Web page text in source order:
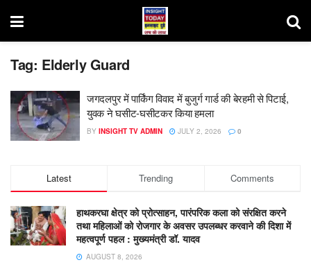
Tag: Elderly Guard
जगदलपुर में पार्किंग विवाद में बुजुर्ग गार्ड की बेरहमी से पिटाई,
युवक ने घसीट-घसीटकर किया हमला
BY INSIGHT TV ADMIN JULY 2, 2026 0
Latest Trending Comments
हाथकरघा क्षेत्र को प्रोत्साहन, पारंपरिक कला को संरक्षित करने
तथा महिलाओं को रोजगार के अवसर उपलब्धर करवाने की दिशा में
महत्वपूर्ण पहल : मुख्यमंत्री डॉ. यादव
AUGUST 8, 2026